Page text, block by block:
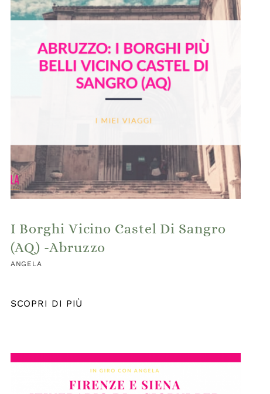
I Borghi Vicino Castel Di Sangro
(AQ) -Abruzzo
ANGELA
SCOPRI DI PIÙ